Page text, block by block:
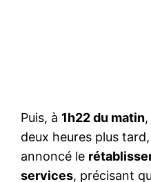
Puis, à 1h22 du matin
deux heures plus
annoncé le
services, précisant